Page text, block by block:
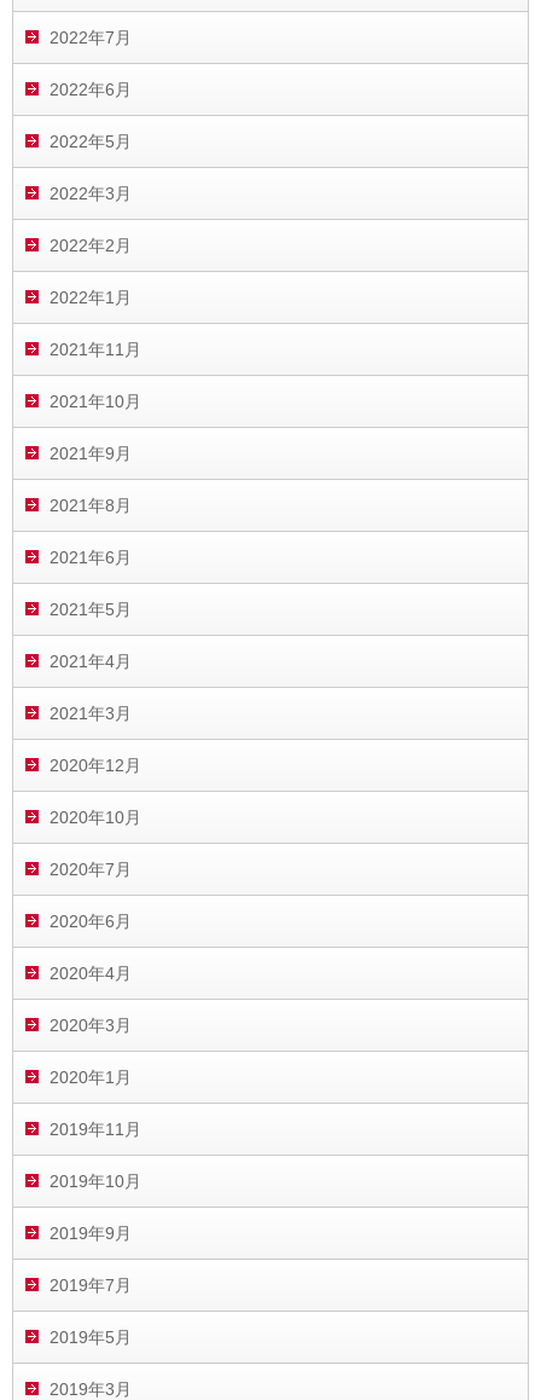
2022年7月
2022年6月
2022年5月
2022年3月
2022年2月
2022年1月
2021年11月
2021年10月
2021年9月
2021年8月
2021年6月
2021年5月
2021年4月
2021年3月
2020年12月
2020年10月
2020年7月
2020年6月
2020年4月
2020年3月
2020年1月
2019年11月
2019年10月
2019年9月
2019年7月
2019年5月
2019年3月